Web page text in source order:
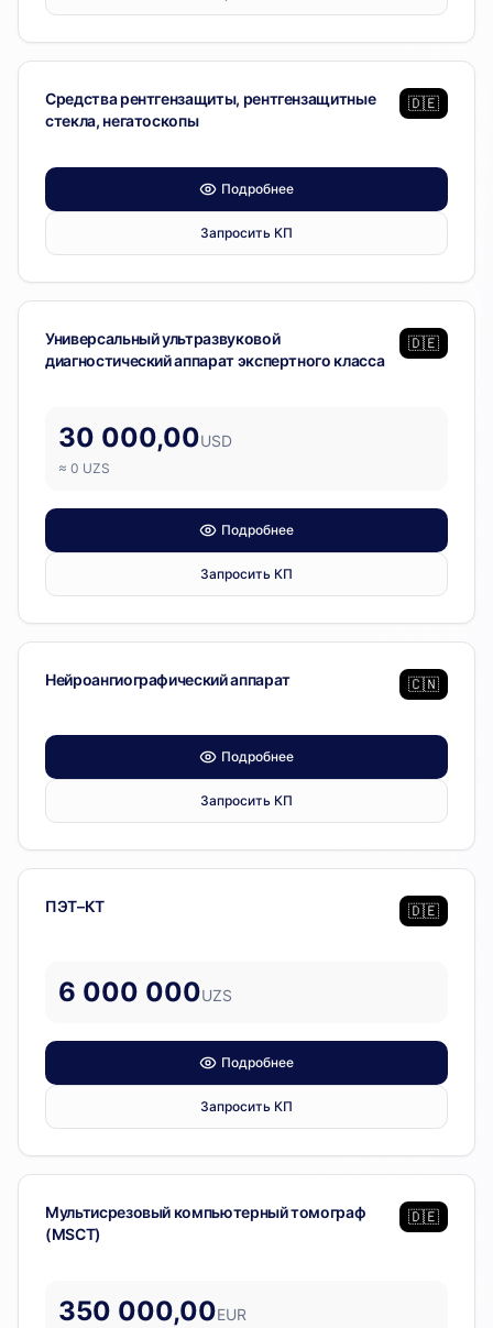
Диагностическое оборудование
Средства рентгензащиты, рентгензащитные
стекла, негатоскопы
🇩🇪
Подробнее
Запросить КП
Диагностическое оборудование
Универсальный ультразвуковой
диагностический аппарат экспертного класса
🇩🇪
30 000,00USD
≈ 0 UZS
Подробнее
Запросить КП
Диагностическое оборудование
Нейроангиографический аппарат 🇨🇳
Подробнее
Запросить КП
Диагностическое оборудование
ПЭТ–КТ 🇩🇪
6 000 000UZS
Подробнее
Запросить КП
Диагностическое оборудование
Мультисрезовый компьютерный томограф
(MSCT)
🇩🇪
350 000,00EUR